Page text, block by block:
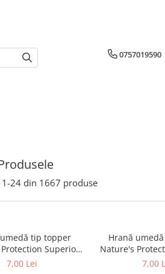
0757019590
1-24 din 1667 produse
tip topper
Superior
și Biban de Mare
7,00 Lei
Hrană
Nature's
Care cu Ton și
7,00